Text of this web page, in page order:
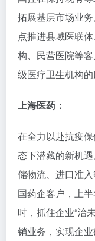
拓展基层市场业
点推进县域医联
构、民营医院等
级医疗卫生机构的
上海医药：
在全力以赴抗疫
态下潜藏的新机
储物流、进口准
国药企客户，上
时，抓住企业“治
销业务，实现企业